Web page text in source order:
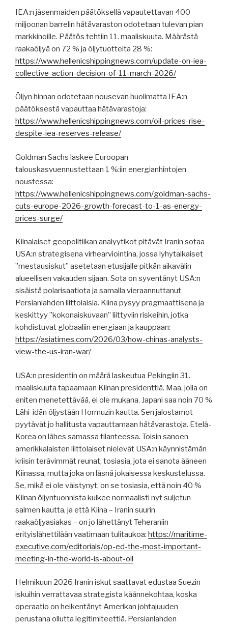
IEA:n jäsenmaiden päätöksellä vapautettavan 400
miljoonan barrelin hätävaraston odotetaan tulevan pian
markkinoille. Päätös tehtiin 11. maaliskuuta. Määrästä
raakaöljyä on 72 % ja öljytuotteita 28 %:
https://www.hellenicshippingnews.com/update-on-iea-
collective-action-decision-of-11-march-2026/
Öljyn hinnan odotetaan nousevan huolimatta IEA:n
päätöksestä vapauttaa hätävarastoja:
https://www.hellenicshippingnews.com/oil-prices-rise-
despite-iea-reserves-release/
Goldman Sachs laskee Euroopan
talouskasvuennustettaan 1 %:iin energianhintojen
noustessa:
https://www.hellenicshippingnews.com/goldman-sachs-
cuts-europe-2026-growth-forecast-to-1-as-energy-
prices-surge/
Kiinalaiset geopolitiikan analyytikot pitävät Iranin sotaa
USA:n strategisena virhearviointina, jossa lyhytaikaiset
”mestausiskut” asetetaan etusijalle pitkän aikavälin
alueellisen vakauden sijaan. Sota on syventänyt USA:n
sisäistä polarisaatiota ja samalla vieraannuttanut
Persianlahden liittolaisia. Kiina pysyy pragmaattisena ja
keskittyy ”kokonaiskuvaan” liittyviin riskeihin, jotka
kohdistuvat globaaliin energiaan ja kauppaan:
https://asiatimes.com/2026/03/how-chinas-analysts-
view-the-us-iran-war/
USA:n presidentin on määrä laskeutua Pekingiin 31.
maaliskuuta tapaamaan Kiinan presidenttiä. Maa, jolla on
eniten menetettävää, ei ole mukana. Japani saa noin 70 %
Lähi-idän öljystään Hormuzin kautta. Sen jalostamot
pyytävät jo hallitusta vapauttamaan hätävarastoja. Etelä-
Korea on lähes samassa tilanteessa. Toisin sanoen
amerikkalaisten liittolaiset nielevät USA:n käynnistämän
kriisin terävimmät reunat, tosiasia, jota ei sanota ääneen
Kiinassa, mutta joka on läsnä jokaisessa keskustelussa.
Se, mikä ei ole väistynyt, on se tosiasia, että noin 40 %
Kiinan öljyntuonnista kulkee normaalisti nyt suljetun
salmen kautta, ja että Kiina – Iranin suurin
raakaöljyasiakas – on jo lähettänyt Teheraniin
erityislähettilään vaatimaan tulitaukoa: https://maritime-
executive.com/editorials/op-ed-the-most-important-
meeting-in-the-world-is-about-oil
Helmikuun 2026 Iranin iskut saattavat edustaa Suezin
iskuihin verrattavaa strategista käännekohtaa, koska
operaatio on heikentänyt Amerikan johtajuuden
perustana ollutta legitimiteettiä. Persianlahden